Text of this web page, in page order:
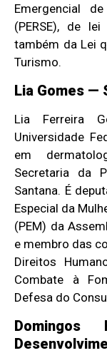
Emergencial
(PERSE), de
também da Lei
Turismo.
Lia Gomes —
Lia Ferreira
Universidade
em
Secretaria da
Santana. É
Especial da
(PEM) da
e membro das
Direitos
Combate à
Defesa do